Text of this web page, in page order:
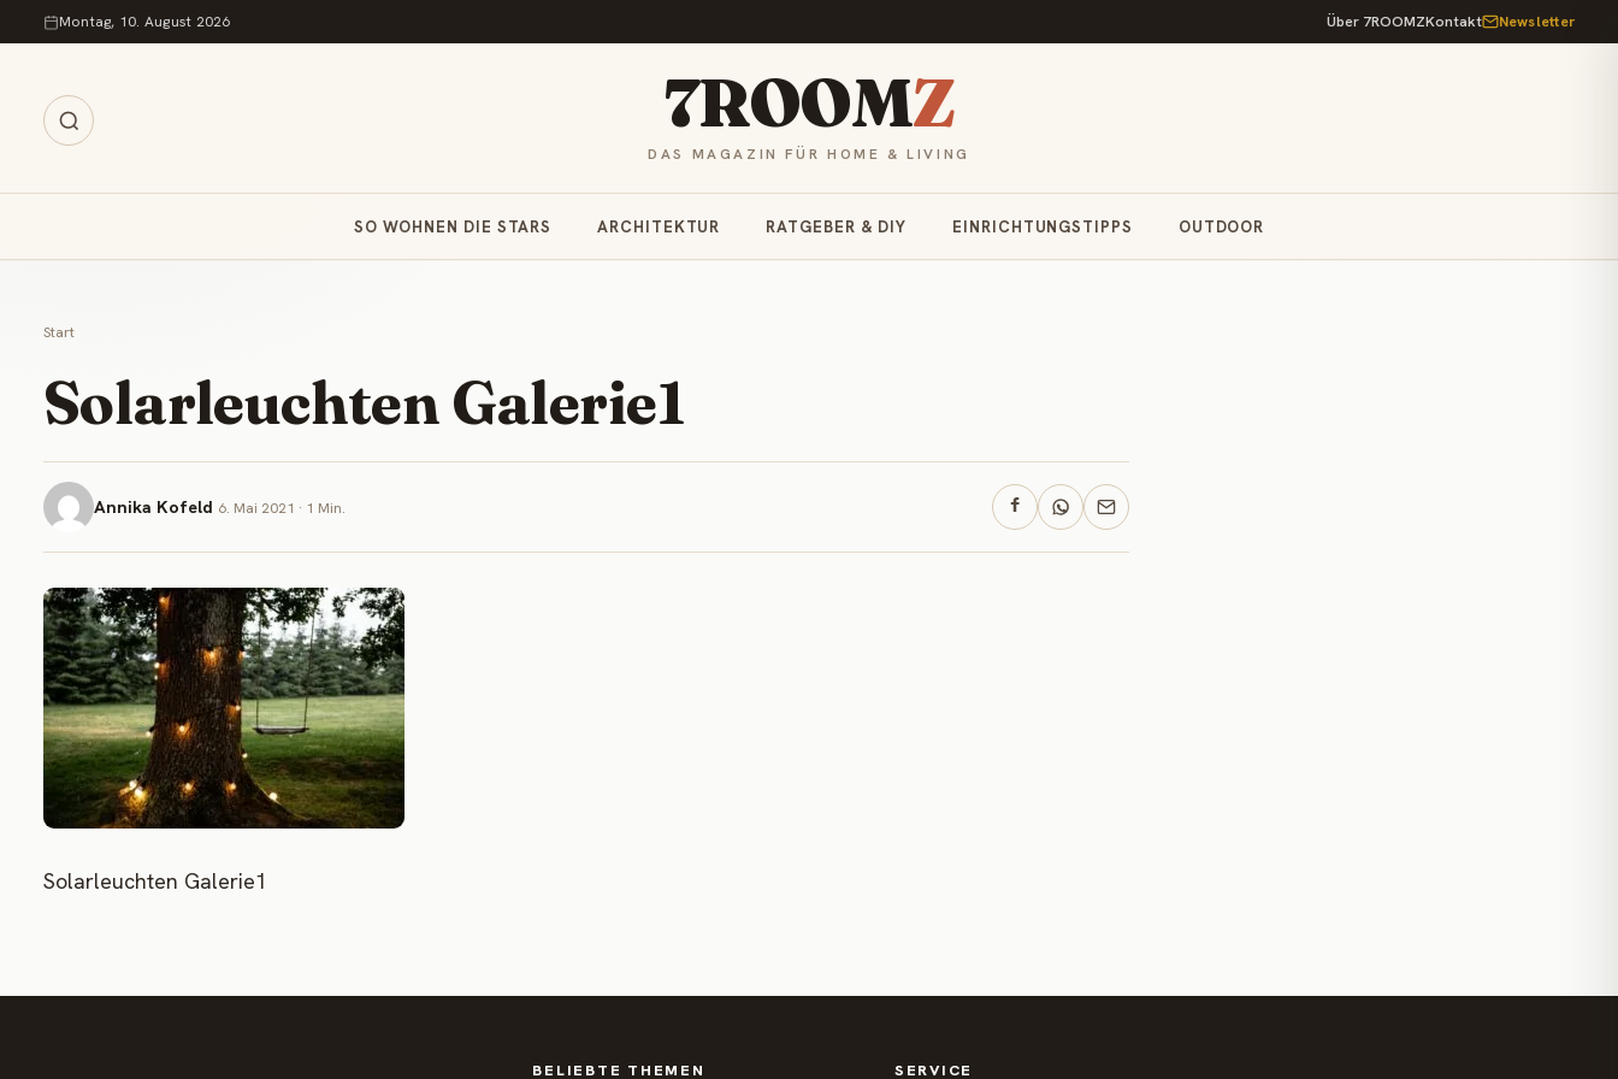
Zum Inhalt springen
Montag, 10. August 2026 Über 7ROOMZKontakt Newsletter
7ROOMZ
DAS MAGAZIN FÜR HOME & LIVING
SO WOHNEN DIE STARS ARCHITEKTUR RATGEBER & DIY EINRICHTUNGSTIPPS OUTDOOR
Start
Solarleuchten Galerie1
Annika Kofeld 6. Mai 2021 · 1 Min.
Solarleuchten Galerie1
BELIEBTE THEMEN SERVICE